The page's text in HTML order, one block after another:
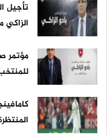
تأجيل
الزاكي
مؤتمر